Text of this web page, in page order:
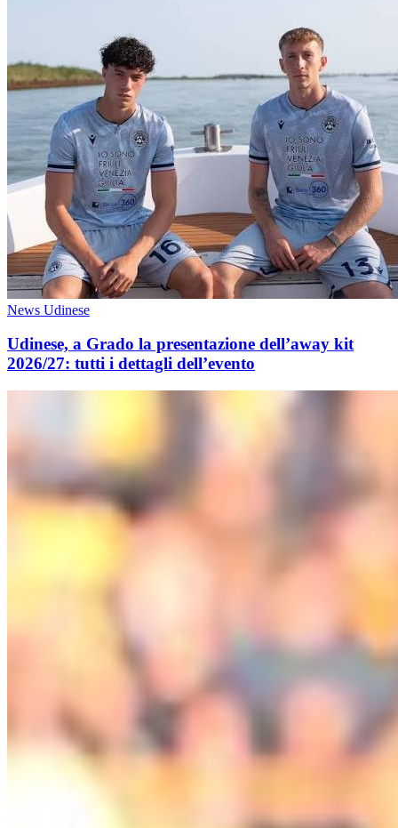
News Udinese
Udinese, a Grado la presentazione dell’away kit
2026/27: tutti i dettagli dell’evento